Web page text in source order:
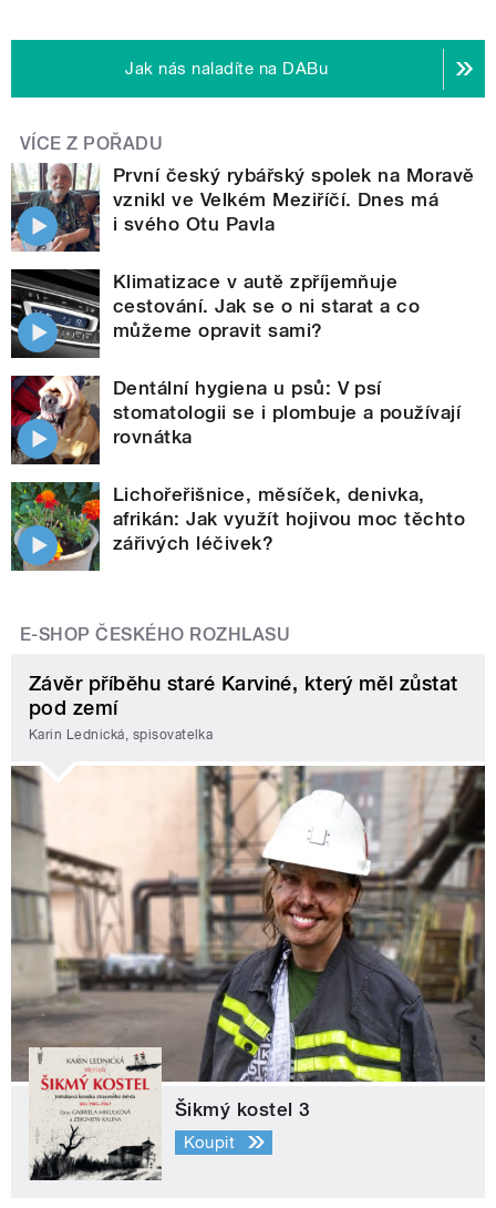
Jak nás naladíte na DABu
VÍCE Z POŘADU
První český rybářský spolek na Moravě
vznikl ve Velkém Meziříčí. Dnes má
i svého Otu Pavla
Klimatizace v autě zpříjemňuje
cestování. Jak se o ni starat a co
můžeme opravit sami?
Dentální hygiena u psů: V psí
stomatologii se i plombuje a používají
rovnátka
Lichořeřišnice, měsíček, denivka,
afrikán: Jak využít hojivou moc těchto
zářivých léčivek?
E-SHOP ČESKÉHO ROZHLASU
Závěr příběhu staré Karviné, který měl zůstat
pod zemí
Karin Lednická, spisovatelka
Šikmý kostel 3
Koupit